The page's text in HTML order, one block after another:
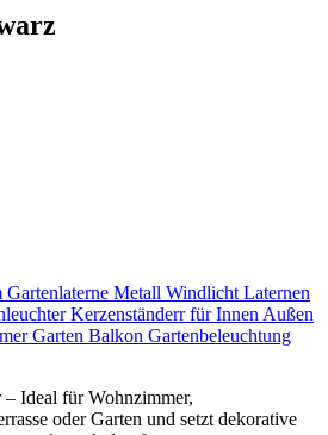
Metall Windlicht Laternen
Kerzenständerr für Innen Außen
Garten Balkon Gartenbeleuchtung
– Ideal für Wohnzimmer,
oder Garten und setzt dekorative